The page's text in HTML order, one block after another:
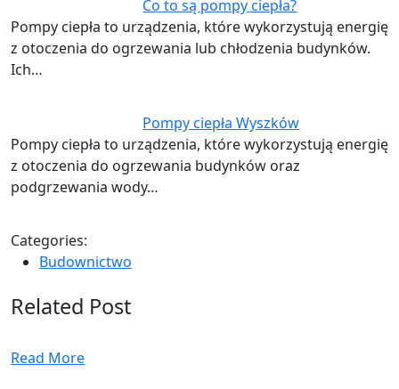
Co to są pompy ciepła?
Pompy ciepła to urządzenia, które wykorzystują energię
z otoczenia do ogrzewania lub chłodzenia budynków.
Ich…
Pompy ciepła Wyszków
Pompy ciepła to urządzenia, które wykorzystują energię
z otoczenia do ogrzewania budynków oraz
podgrzewania wody…
Categories:
Budownictwo
Related Post
Read More